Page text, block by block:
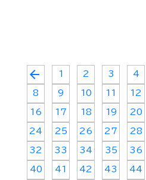
arrow_back 1 2 3 4
8 9 10 11 12
16 17 18 19 20
24 25 26 27 28
32 33 34 35 36
40 41 42 43 44